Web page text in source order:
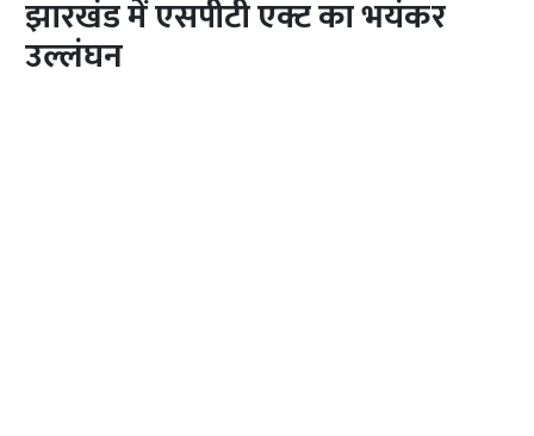
झारखंड में एसपीटी एक्ट का भयंकर
उल्लंघन